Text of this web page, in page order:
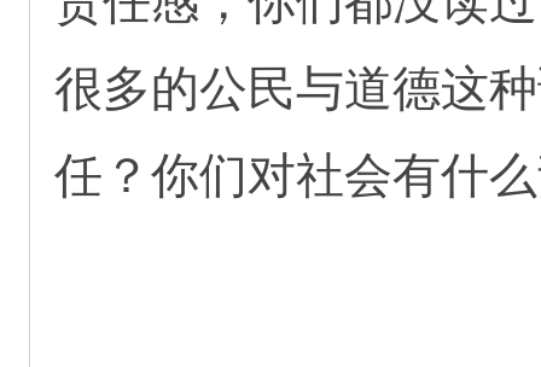
很多的公民与道德这
任？你们对社会有什